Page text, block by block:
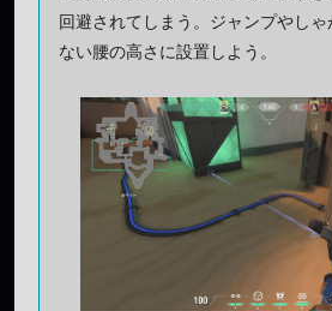
回避されてしまう。ジャンプやし
ない腰の高さに設置しよう。